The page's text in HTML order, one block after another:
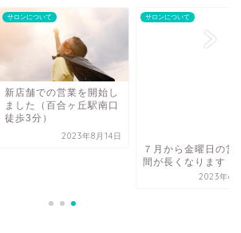
サロンについて
新店舗での営業を開始し
ました（百合ヶ丘駅南口
徒歩3分）
2023年8月14日
サロンについて
７月から金曜日の営
間が長くなります
2023年6